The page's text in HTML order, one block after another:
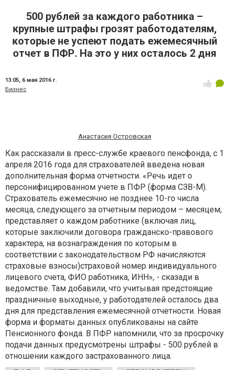
500 рублей за каждого работника –
крупные штрафы грозят работодателям,
которые не успеют подать ежемесячный
отчет в ПФР. На это у них осталось 2 дня
13:05, 6 мая 2016 г.
Бизнес
Анастасия Островская
Как рассказали в пресс-службе краевого пенсфонда, с 1
апреля 2016 года для страхователей введена новая
дополнительная форма отчетности. «Речь идет о
персонифицированном учете в ПФР (форма СЗВ-М).
Страхователь ежемесячно не позднее 10-го числа
месяца, следующего за отчетным периодом – месяцем,
представляет о каждом работнике (включая лиц,
которые заключили договора гражданско-правового
характера, на вознаграждения по которым в
соответствии с законодательством РФ начисляются
страховые взносы)страховой номер индивидуального
лицевого счета, ФИО работника, ИНН», - сказади в
ведомстве. Там добавили, что учитывая предстоящие
праздничные выходные, у работодателей осталось два
дня для представления ежемесячной отчетности. Новая
форма и форматы данных опубликованы на сайте
Пенсионного фонда. В ПФР напомнили, что за просрочку
подачи данных предусмотрены штрафы - 500 рублей в
отношении каждого застрахованного лица.